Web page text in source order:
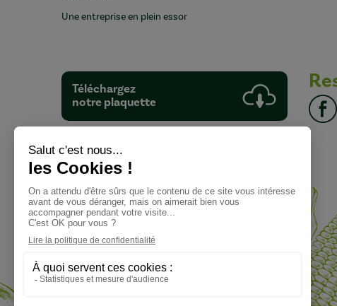
Une entreprise en plein essor
Téléchargez
notre plaquette